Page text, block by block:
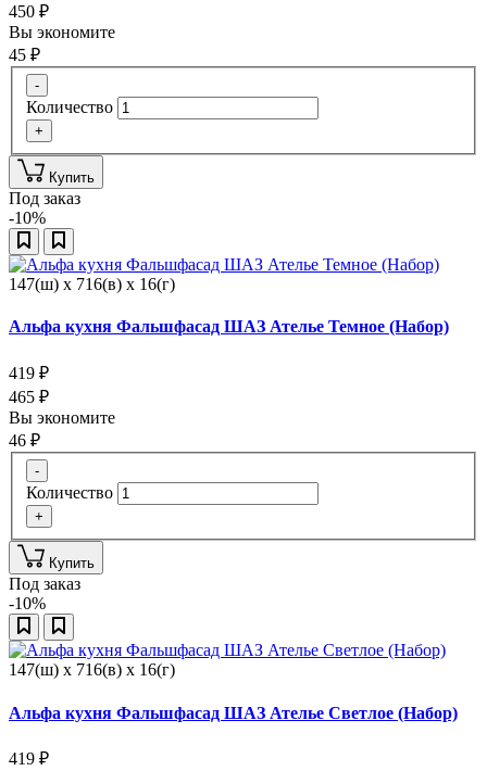
450 ₽
Вы экономите
45 ₽
-
Количество
+
Купить
Под заказ
-10%
147(ш) x 716(в) x 16(г)
Альфа кухня Фальшфасад ШАЗ Ателье Темное (Набор)
419 ₽
465 ₽
Вы экономите
46 ₽
-
Количество
+
Купить
Под заказ
-10%
147(ш) x 716(в) x 16(г)
Альфа кухня Фальшфасад ШАЗ Ателье Светлое (Набор)
419 ₽